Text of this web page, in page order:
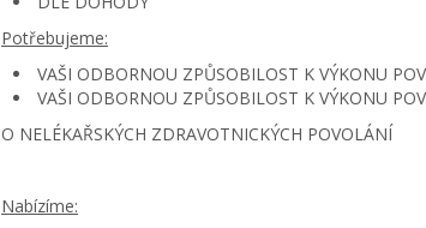
Potřebujeme:
VAŠI ODBORNOU ZPŮSOBILOST K VÝKONU
VAŠI ODBORNOU ZPŮSOBILOST K VÝKONU
O NELÉKAŘSKÝCH ZDRAVOTNICKÝCH POVOLÁNÍ
Nabízíme: